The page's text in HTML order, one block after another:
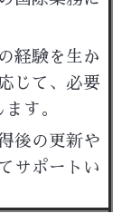
経験を生か
じて、必要
す。
後の更新や
サポートい